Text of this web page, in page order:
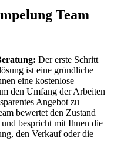
Team
Der erste Schritt
ist eine gründliche
eine kostenlose
den Umfang der Arbeiten
Angebot zu
bewertet den Zustand
bespricht mit Ihnen die
den Verkauf oder die